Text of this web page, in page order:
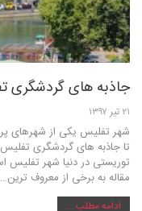
جاذبه های گردشگری
۲۱ تیر ۱۳۹۷
شهر تفلیس یکی از شهرهای
تا جاذبه های گردشگری
توریستی در دنیا شهر تفلیس
مقاله به برخی از معروف ترین…
ادامه مطلب ...